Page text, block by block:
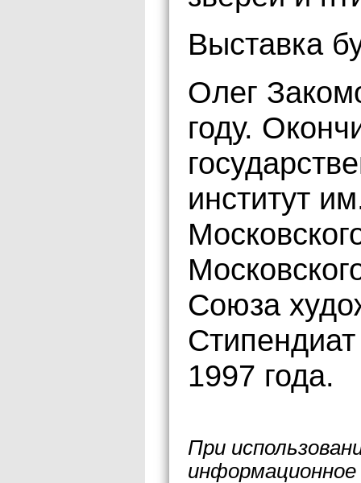
Выставка
Олег
году.
институт
Союза
1997 года.
При